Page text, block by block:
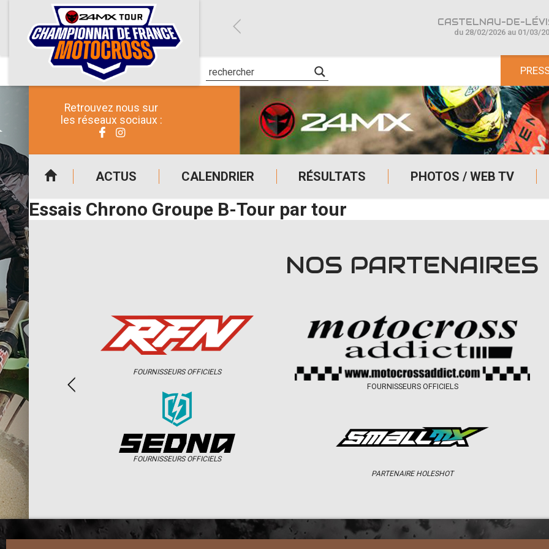
Retrouvez nous sur
les réseaux sociaux :
ACTUS CALENDRIER RÉSULTATS PHOTOS / WEB TV
CASTELNAU-DE-
du 28/02/2026 au 01/03/
Essais Chrono Groupe B-Tour par tour
NOS PARTENAIRES
FOURNISSEURS OFFICIELS
FOURNISSEURS OFFICIELS
FOURNISSEURS OFFICIELS
PARTENAIRE HOLESHOT